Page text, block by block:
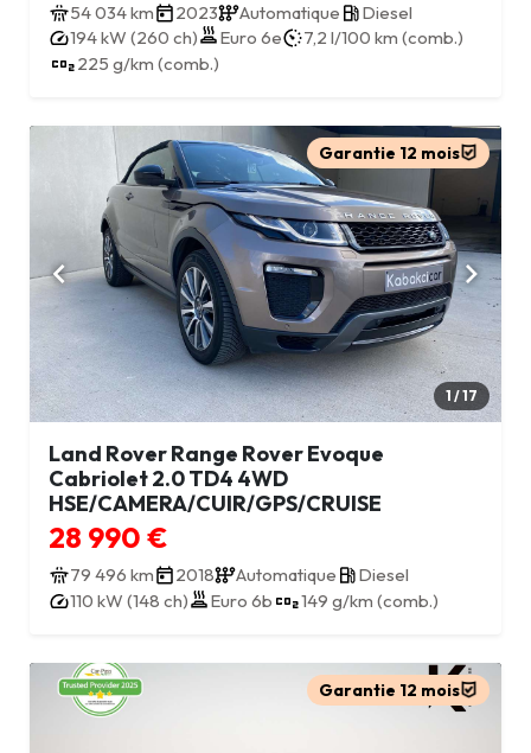
54 034 km 2023 Automatique
Diesel
194 kW (260 ch)
Euro 6e
7,2 l/100 km (comb.)
225 g/km (comb.)
Garantie 12 mois
1 / 17
Land Rover Range Rover Evoque
Cabriolet 2.0 TD4 4WD
HSE/CAMERA/CUIR/GPS/CRUISE
28 990 €
79 496 km 2018 Automatique
Diesel
110 kW (148 ch)
Euro 6b 149 g/km (comb.)
Garantie 12 mois